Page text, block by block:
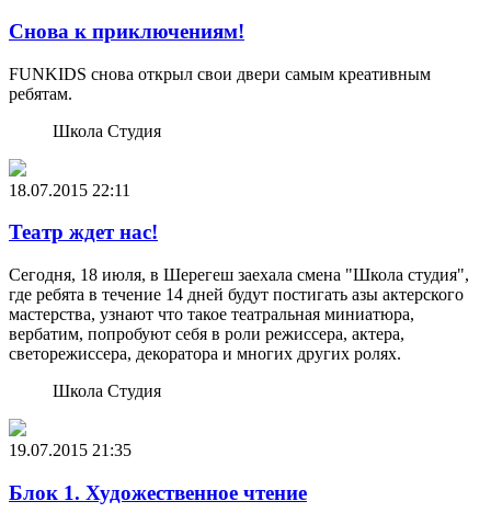
Снова к приключениям!
FUNKIDS снова открыл свои двери самым креативным
ребятам.
Школа Студия
18.07.2015 22:11
Театр ждет нас!
Сегодня, 18 июля, в Шерегеш заехала смена "Школа студия",
где ребята в течение 14 дней будут постигать азы актерского
мастерства, узнают что такое театральная миниатюра,
вербатим, попробуют себя в роли режиссера, актера,
светорежиссера, декоратора и многих других ролях.
Школа Студия
19.07.2015 21:35
Блок 1. Художественное чтение